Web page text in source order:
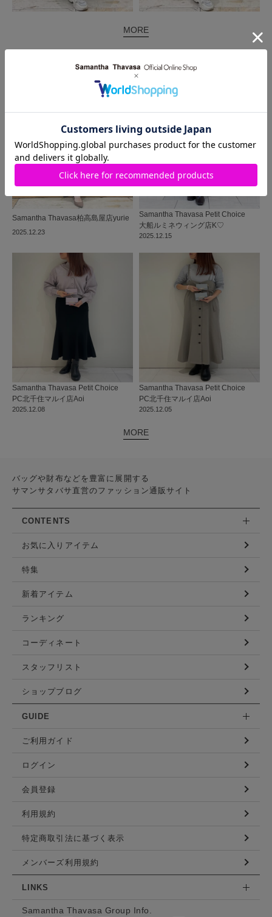
MORE
同じ商品を使った コーディネート
2025.12.23
Samantha Thavasa柏高島屋店yurie
2025.12.15
Samantha Thavasa Petit Choice
大船ルミネウィング店K♡
2025.12.08
Samantha Thavasa Petit Choice
PC北千住マルイ店Aoi
2025.12.05
Samantha Thavasa Petit Choice
PC北千住マルイ店Aoi
MORE
バッグや財布などを豊富に展開する
サマンサタバサ直営のファッション通販サイト
CONTENTS
お気に入りアイテム
特集
新着アイテム
ランキング
コーディネート
スタッフリスト
ショップブログ
GUIDE
ご利用ガイド
ログイン
会員登録
利用規約
特定商取引法に基づく表示
メンバーズ利用規約
LINKS
Samantha Thavasa Group Info.